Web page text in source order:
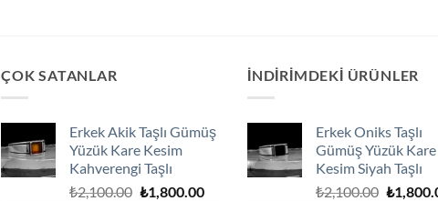
ÇOK SATANLAR
Erkek Akik Taşlı Gümüş
Yüzük Kare Kesim
Kahverengi Taşlı
₺2,100.00 Orijinal
₺1,800.00Şu
İNDIRIMDEKI ÜRÜNLER
Erkek Oniks Taşlı
Gümüş Yüzük Kare
Kesim Siyah Taşlı
₺2,100.00 Orijinal
₺